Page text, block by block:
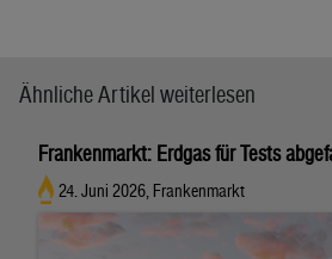
Ähnliche Artikel weiterlesen
Frankenmarkt: Erdgas für Tests
24. Juni 2026, Frankenmarkt